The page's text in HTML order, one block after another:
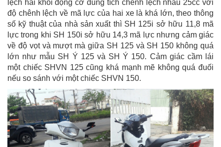
lệch hai khối động cơ dung tích chênh lệch nhau 25cc với
độ chênh lệch về mã lực của hai xe là khá lớn, theo thông
số kỹ thuật của nhà sản xuất thì SH 125i sở hữu 11,8 mã
lực trong khi SH 150i sở hữu 14,3 mã lực nhưng cảm giác
về độ vọt và mượt mà giữa SH 125 và SH 150 không quá
lớn như mẫu SH Ý 125 và SH Ý 150. Cảm giác cầm lái
một chiếc SHVN 125 cũng khá mạnh mẽ không quá đuối
nếu so sánh với một chiếc SHVN 150.